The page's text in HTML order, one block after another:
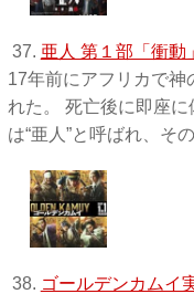
37. 亜人 第１部「衝動」
17年前にアフリカで神
れた。 死亡後に即座
は“亜人”と呼ばれ、そ
38. ゴールデンカムイ